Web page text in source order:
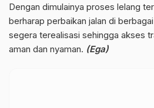
Dengan dimulainya proses lelang
berharap perbaikan jalan di
segera terealisasi sehingga akses
aman dan nyaman. (Ega)